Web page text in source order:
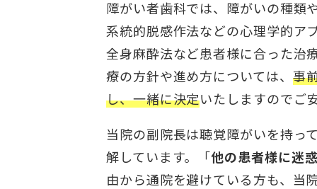
障がい者歯科では、障がいの種類
系統的脱感作法などの心理学的ア
全身麻酔法など患者様に合った治
療の方針や進め方については、 事
し、一緒に決定いたしますのでご
当院の副院長は聴覚障がいを持っ
解しています。「他の患者様に迷
由から通院を避けている方も、当